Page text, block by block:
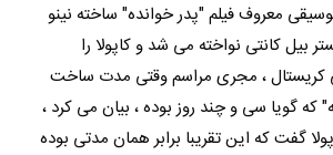
معروف فیلم "پدر خوانده" ساخته نینو
بیل کانتی نواخته می شد و کاپولا را
کریستال ، مجری مراسم وقتی مدت ساخت
که گویا سی و چند روز بوده ، بیان می کرد ،
گفت که این تقریبا برابر همان مدتی بوده